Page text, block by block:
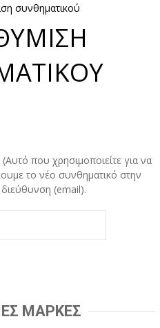
συνθηματικού
που χρησιμοποιείτε για να
το νέο συνθηματικό στην
(email).
ΜΑΡΚΕΣ